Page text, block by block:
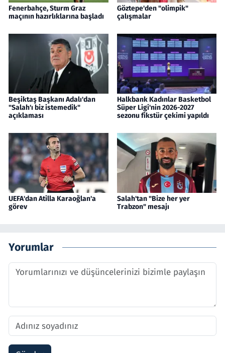
Fenerbahçe, Sturm Graz
maçının hazırlıklarına başladı
Göztepe'den "olimpik"
çalışmalar
Beşiktaş Başkanı Adalı'dan
"Salah'ı biz istemedik"
açıklaması
Halkbank Kadınlar Basketbol
Süper Ligi'nin 2026-2027
sezonu fikstür çekimi yapıldı
UEFA'dan Atilla Karaoğlan'a
görev
Salah'tan "Bize her yer
Trabzon" mesajı
Yorumlar